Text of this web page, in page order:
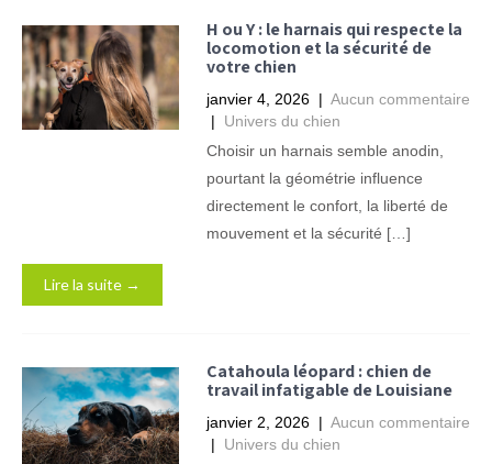
H ou Y : le harnais qui respecte la
locomotion et la sécurité de
votre chien
janvier 4, 2026 | Aucun commentaire
| Univers du chien
Choisir un harnais semble anodin,
pourtant la géométrie influence
directement le confort, la liberté de
mouvement et la sécurité […]
Lire la suite →
Catahoula léopard : chien de
travail infatigable de Louisiane
janvier 2, 2026 | Aucun commentaire
| Univers du chien